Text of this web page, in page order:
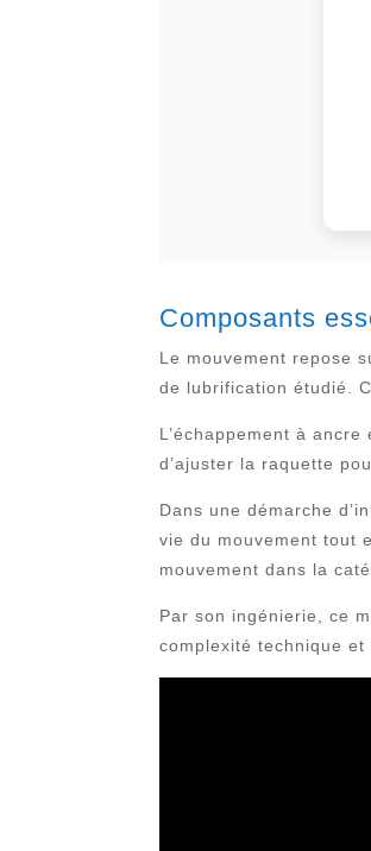
Composants
Le mouvement repose
de lubrification étudié.
L’échappement à
d’ajuster la raquette
Dans une démarche
vie du mouvement tout
mouvement dans la
Par son ingénierie, ce
complexité technique et